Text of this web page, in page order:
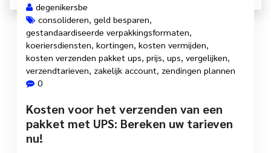
degenikersbe
consolideren, geld besparen,
gestandaardiseerde verpakkingsformaten,
koeriersdiensten, kortingen, kosten vermijden,
kosten verzenden pakket ups, prijs, ups, vergelijken,
verzendtarieven, zakelijk account, zendingen plannen
0
Kosten voor het verzenden van een
pakket met UPS: Bereken uw tarieven
nu!